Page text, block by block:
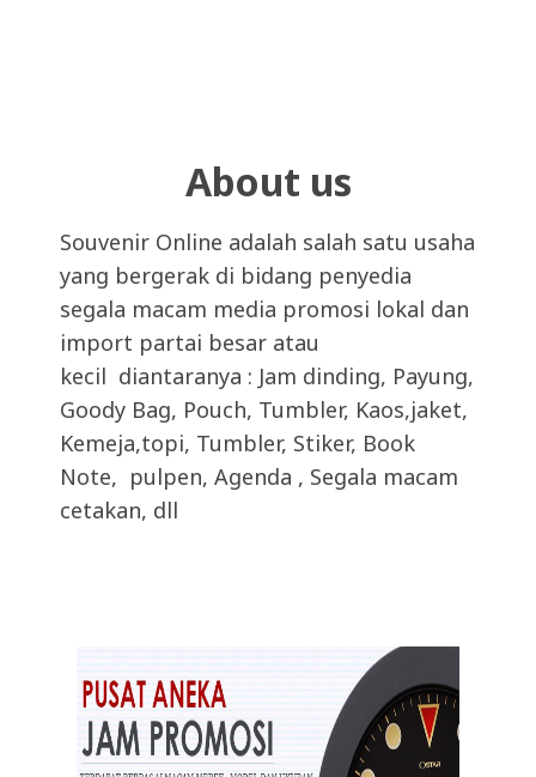
About us
Souvenir Online adalah salah satu usaha
yang bergerak di bidang penyedia
segala macam media promosi lokal dan
import partai besar atau
kecil diantaranya : Jam dinding, Payung,
Goody Bag, Pouch, Tumbler, Kaos,jaket,
Kemeja,topi, Tumbler, Stiker, Book
Note, pulpen, Agenda , Segala macam
cetakan, dll